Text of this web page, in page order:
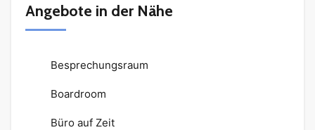
Angebote in der Nähe
Besprechungsraum
Boardroom
Büro auf Zeit